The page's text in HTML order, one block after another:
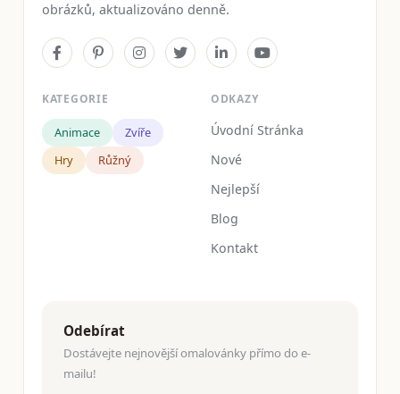
obrázků, aktualizováno denně.
KATEGORIE
Animace
Zvíře
Hry
Růžný
ODKAZY
Úvodní Stránka
Nové
Nejlepší
Blog
Kontakt
Odebírat
Dostávejte nejnovější omalovánky přímo do e-
mailu!